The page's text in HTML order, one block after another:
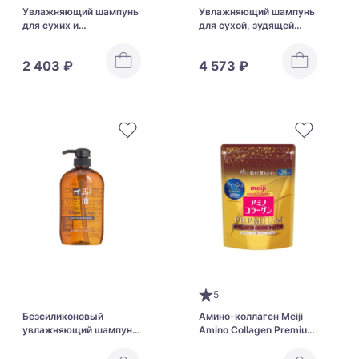
Увлажняющий шампунь
для сухих и
коллагеном Unlabel CO
Moist Shampoo
2 403 ₽
Увлажняющий шампунь
для сухой, зудящей
Clear Shampoo
4 573 ₽
Безсиликоновый
увлажняющий шампунь
5
Амино-коллаген Meiji
Amino Collagen Premium